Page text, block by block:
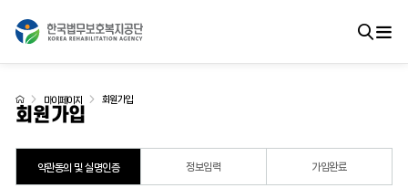
회원가입
마이페이지 회원가입
약관동의 및 실명인증 정보입력 가입완료